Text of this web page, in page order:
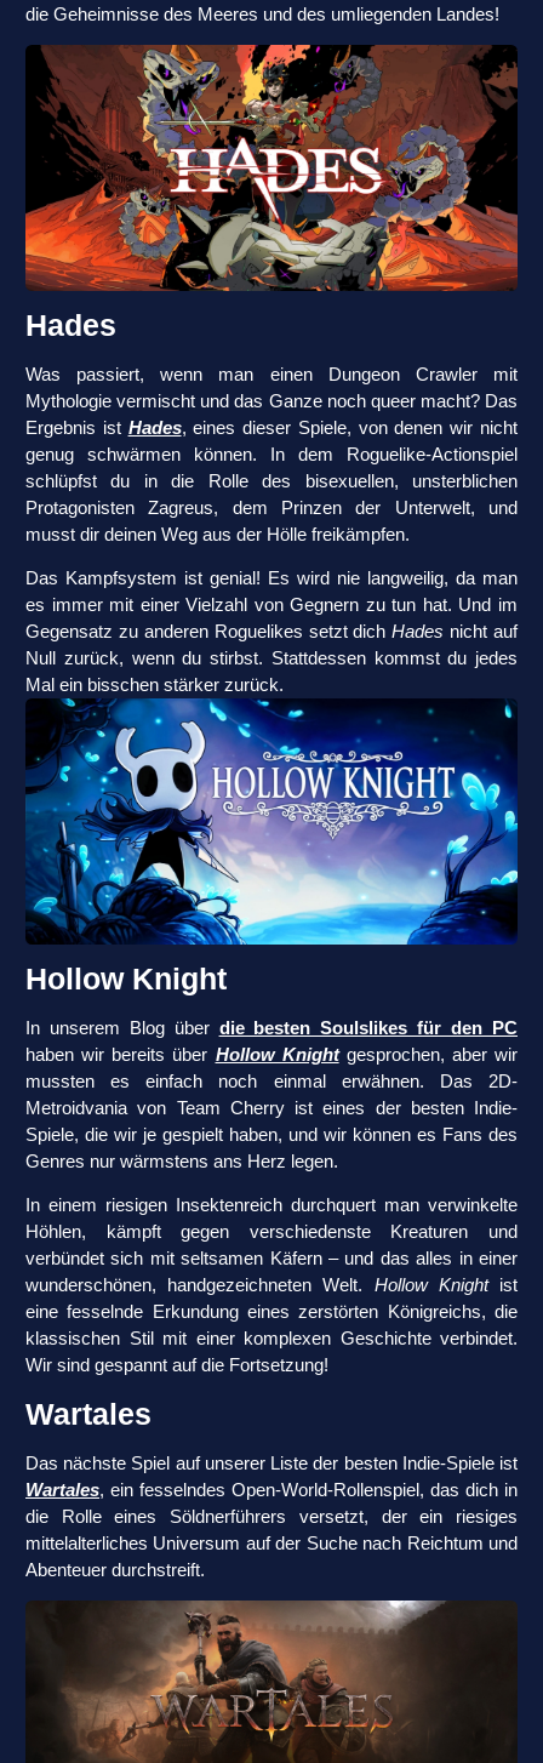
die Geheimnisse des Meeres und des umliegenden Landes!
Hades
Was passiert, wenn man einen Dungeon Crawler mit
Mythologie vermischt und das Ganze noch queer macht? Das
Ergebnis ist Hades, eines dieser Spiele, von denen wir nicht
genug schwärmen können. In dem Roguelike-Actionspiel
schlüpfst du in die Rolle des bisexuellen, unsterblichen
Protagonisten Zagreus, dem Prinzen der Unterwelt, und
musst dir deinen Weg aus der Hölle freikämpfen.
Das Kampfsystem ist genial! Es wird nie langweilig, da man
es immer mit einer Vielzahl von Gegnern zu tun hat. Und im
Gegensatz zu anderen Roguelikes setzt dichHades nicht auf
Null zurück, wenn du stirbst. Stattdessen kommst du jedes
Mal ein bisschen stärker zurück.
Hollow Knight
In unserem Blog über die besten Soulslikes für den PC
haben wir bereits über Hollow Knightgesprochen, aber wir
mussten es einfach noch einmal erwähnen. Das 2D-
Metroidvania von Team Cherry ist eines der besten Indie-
Spiele, die wir je gespielt haben, und wir können es Fans des
Genres nur wärmstens ans Herz legen.
In einem riesigen Insektenreich durchquert man verwinkelte
Höhlen, kämpft gegen verschiedenste Kreaturen und
verbündet sich mit seltsamen Käfern – und das alles in einer
wunderschönen, handgezeichneten Welt. Hollow Knightist
eine fesselnde Erkundung eines zerstörten Königreichs, die
klassischen Stil mit einer komplexen Geschichte verbindet.
Wir sind gespannt auf die Fortsetzung!
Wartales
Das nächste Spiel auf unserer Liste der besten Indie-Spiele ist
Wartales, ein fesselndes Open-World-Rollenspiel, das dich in
die Rolle eines Söldnerführers versetzt, der ein riesiges
mittelalterliches Universum auf der Suche nach Reichtum und
Abenteuer durchstreift.